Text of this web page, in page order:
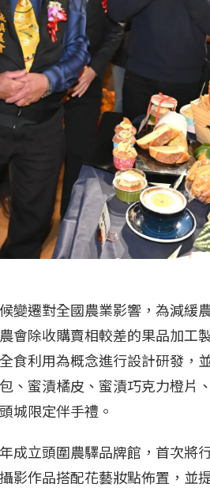
變遷對全國農業影響，為減緩
會除收購賣相較差的果品加工
食利用為概念進行設計研發，
、蜜漬橘皮、蜜漬巧克力橙片
城限定伴手禮。
成立頭圍農驛品牌館，首次將
影作品搭配花藝妝點佈置，並